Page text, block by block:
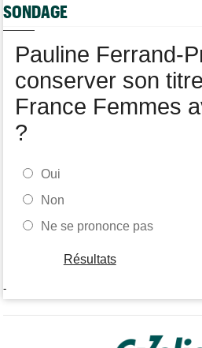
Parcours, favoris, profil… La 7e étape
SONDAGE
Pauline Ferrand-
conserver son
France Femmes
?
Oui
Non
Ne se prononce pas
Résultats
-